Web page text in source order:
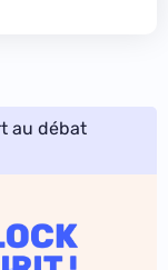
au débat